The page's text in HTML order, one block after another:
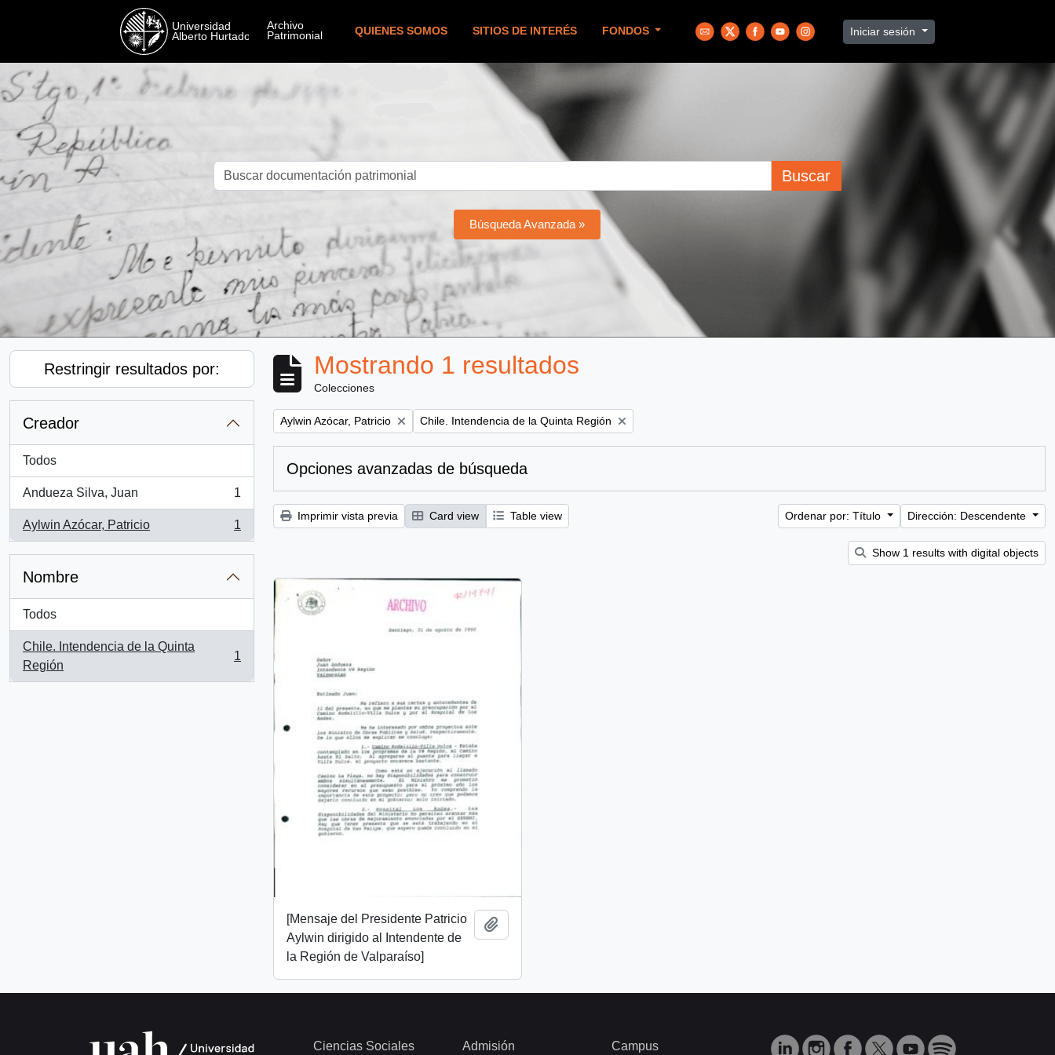
QUIENES SOMOS SITIOS DE INTERÉS FONDOS Iniciar sesión
Buscar
Búsqueda Avanzada »
Restringir resultados por:
Creador
Todos
Andueza Silva, Juan
, 1 resultados
1
Aylwin Azócar, Patricio
, 1 resultados
1
Nombre
Todos
Chile. Intendencia de la Quinta
Región
, 1 resultados
1
Mostrando 1 resultados
Colecciones
Remove filter:
Aylwin Azócar, Patricio Remove filter:
Chile. Intendencia de la Quinta Región
Opciones avanzadas de búsqueda
Imprimir vista previa Card view Table view Ordenar por: Título Dirección: Descendente
Show 1 results with digital objects
[Mensaje del Presidente Patricio
Aylwin dirigido al Intendente de
la Región de Valparaíso]
Ciencias Sociales Admisión Campus